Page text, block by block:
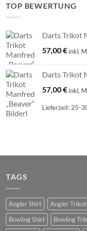
TOP BEWERTUNG
Darts Trikot
57,00€ inkl.
Darts Trikot
57,00€ inkl.
Lieferzeit:25-
TAGS
Angler Shirt Angler Trikot
Bowling Shirt
Bowling